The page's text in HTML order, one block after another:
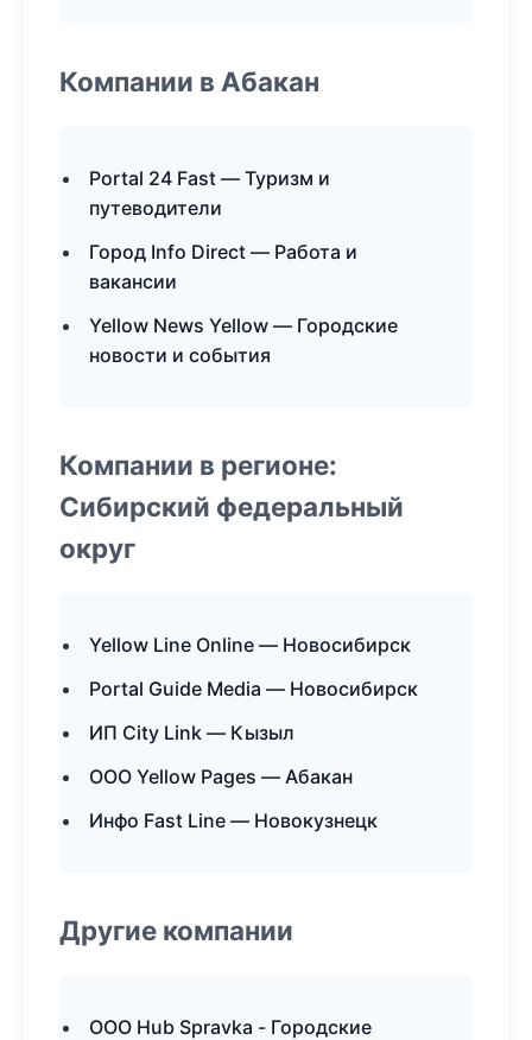
Компании в Абакан
Portal 24 Fast — Туризм и
путеводители
Город Info Direct — Работа и
вакансии
Yellow News Yellow — Городские
новости и события
Компании в регионе:
Сибирский федеральный
округ
Yellow Line Online — Новосибирск
Portal Guide Media — Новосибирск
ИП City Link — Кызыл
ООО Yellow Pages — Абакан
Инфо Fast Line — Новокузнецк
Другие компании
ООО Hub Spravka - Городские